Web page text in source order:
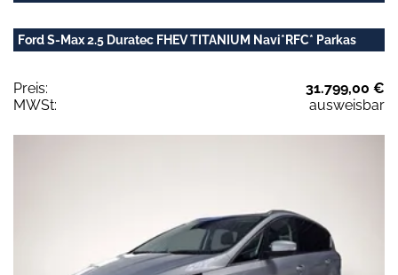
Ford S-Max 2.5 Duratec FHEV TITANIUM Navi*RFC* Parkas
Preis:
31.799,00 €
MWSt:
ausweisbar